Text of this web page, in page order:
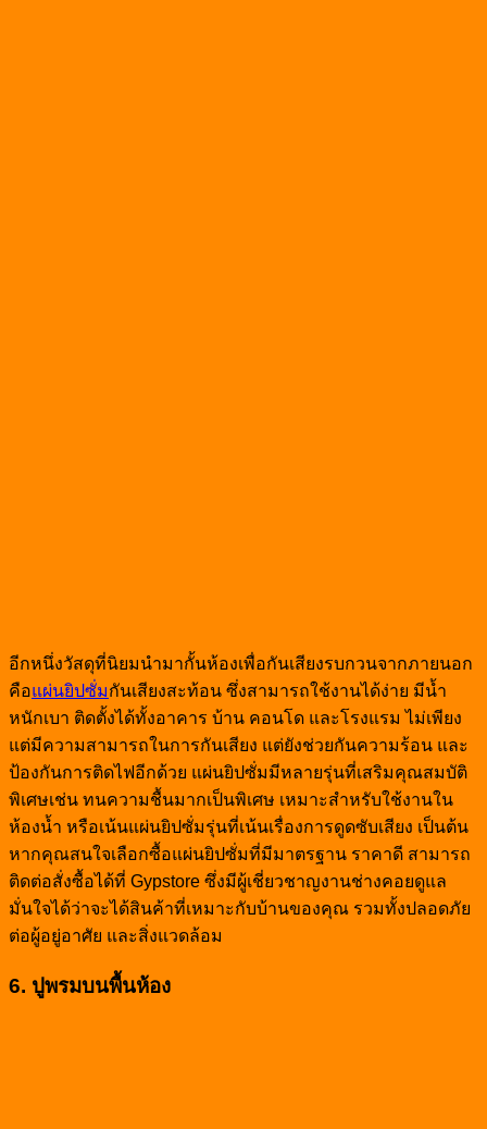
อีกหนึ่งวัสดุที่นิยมนำมากั้นห้องเพื่อกันเสียงรบกวนจากภายนอก
คือแผ่นยิปซั่มกันเสียงสะท้อน ซึ่งสามารถใช้งานได้ง่าย มีน้ำ
หนักเบา ติดตั้งได้ทั้งอาคาร บ้าน คอนโด และโรงแรม ไม่เพียง
แต่มีความสามารถในการกันเสียง แต่ยังช่วยกันความร้อน และ
ป้องกันการติดไฟอีกด้วย แผ่นยิปซั่มมีหลายรุ่นที่เสริมคุณสมบัติ
พิเศษเช่น ทนความชื้นมากเป็นพิเศษ เหมาะสำหรับใช้งานใน
ห้องน้ำ หรือเน้นแผ่นยิปซั่มรุ่นที่เน้นเรื่องการดูดซับเสียง เป็นต้น
หากคุณสนใจเลือกซื้อแผ่นยิปซั่มที่มีมาตรฐาน ราคาดี สามารถ
ติดต่อสั่งซื้อได้ที่ Gypstore ซึ่งมีผู้เชี่ยวชาญงานช่างคอยดูแล
มั่นใจได้ว่าจะได้สินค้าที่เหมาะกับบ้านของคุณ รวมทั้งปลอดภัย
ต่อผู้อยู่อาศัย และสิ่งแวดล้อม
6. ปูพรมบนพื้นห้อง